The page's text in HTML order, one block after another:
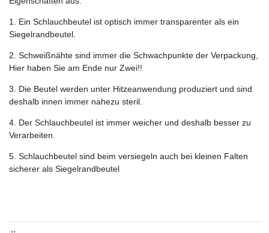
1. Ein Schlauchbeutel ist optisch immer transparenter als ein
Siegelrandbeutel.
2. Schweißnähte sind immer die Schwachpunkte der Verpackung,
Hier haben Sie am Ende nur Zwei!!
3. Die Beutel werden unter Hitzeanwendung produziert und sind
deshalb innen immer nahezu steril.
4. Der Schlauchbeutel ist immer weicher und deshalb besser zu
Verarbeiten.
5. Schlauchbeutel sind beim versiegeln auch bei kleinen Falten
sicherer als Siegelrandbeutel